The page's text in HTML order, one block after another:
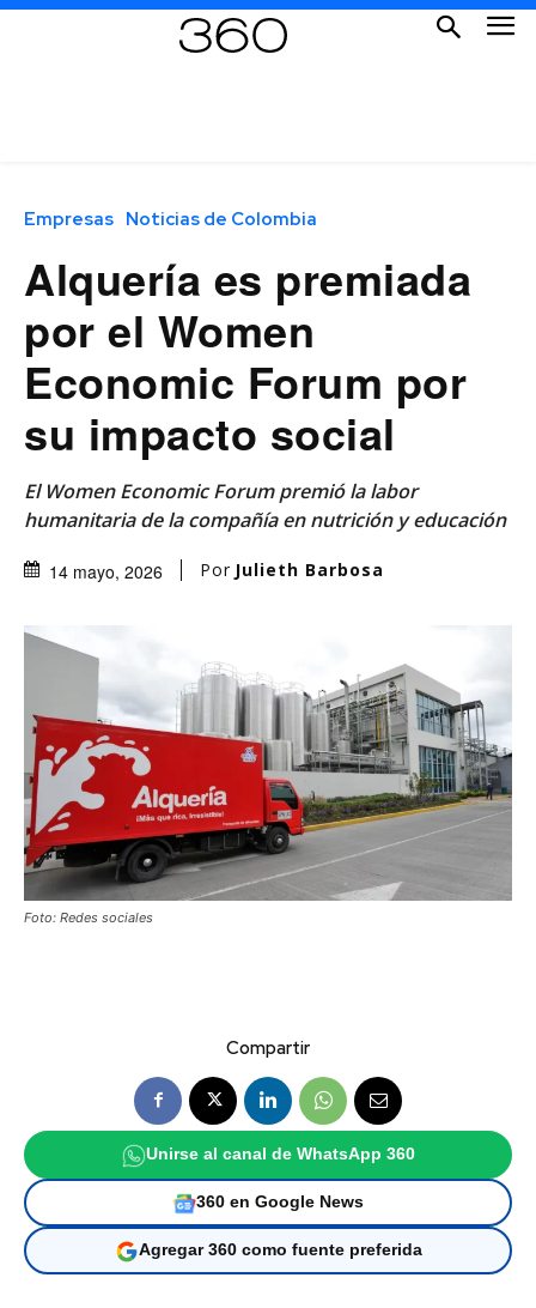
Empresas Noticias de Colombia
Alquería es premiada
por el Women
Economic Forum por
su impacto social
El Women Economic Forum premió la labor
humanitaria de la compañía en nutrición y educación
14 mayo, 2026 Por Julieth Barbosa
Foto: Redes sociales
Compartir
Unirse al canal de WhatsApp 360
360 en Google News
Agregar 360 como fuente preferida